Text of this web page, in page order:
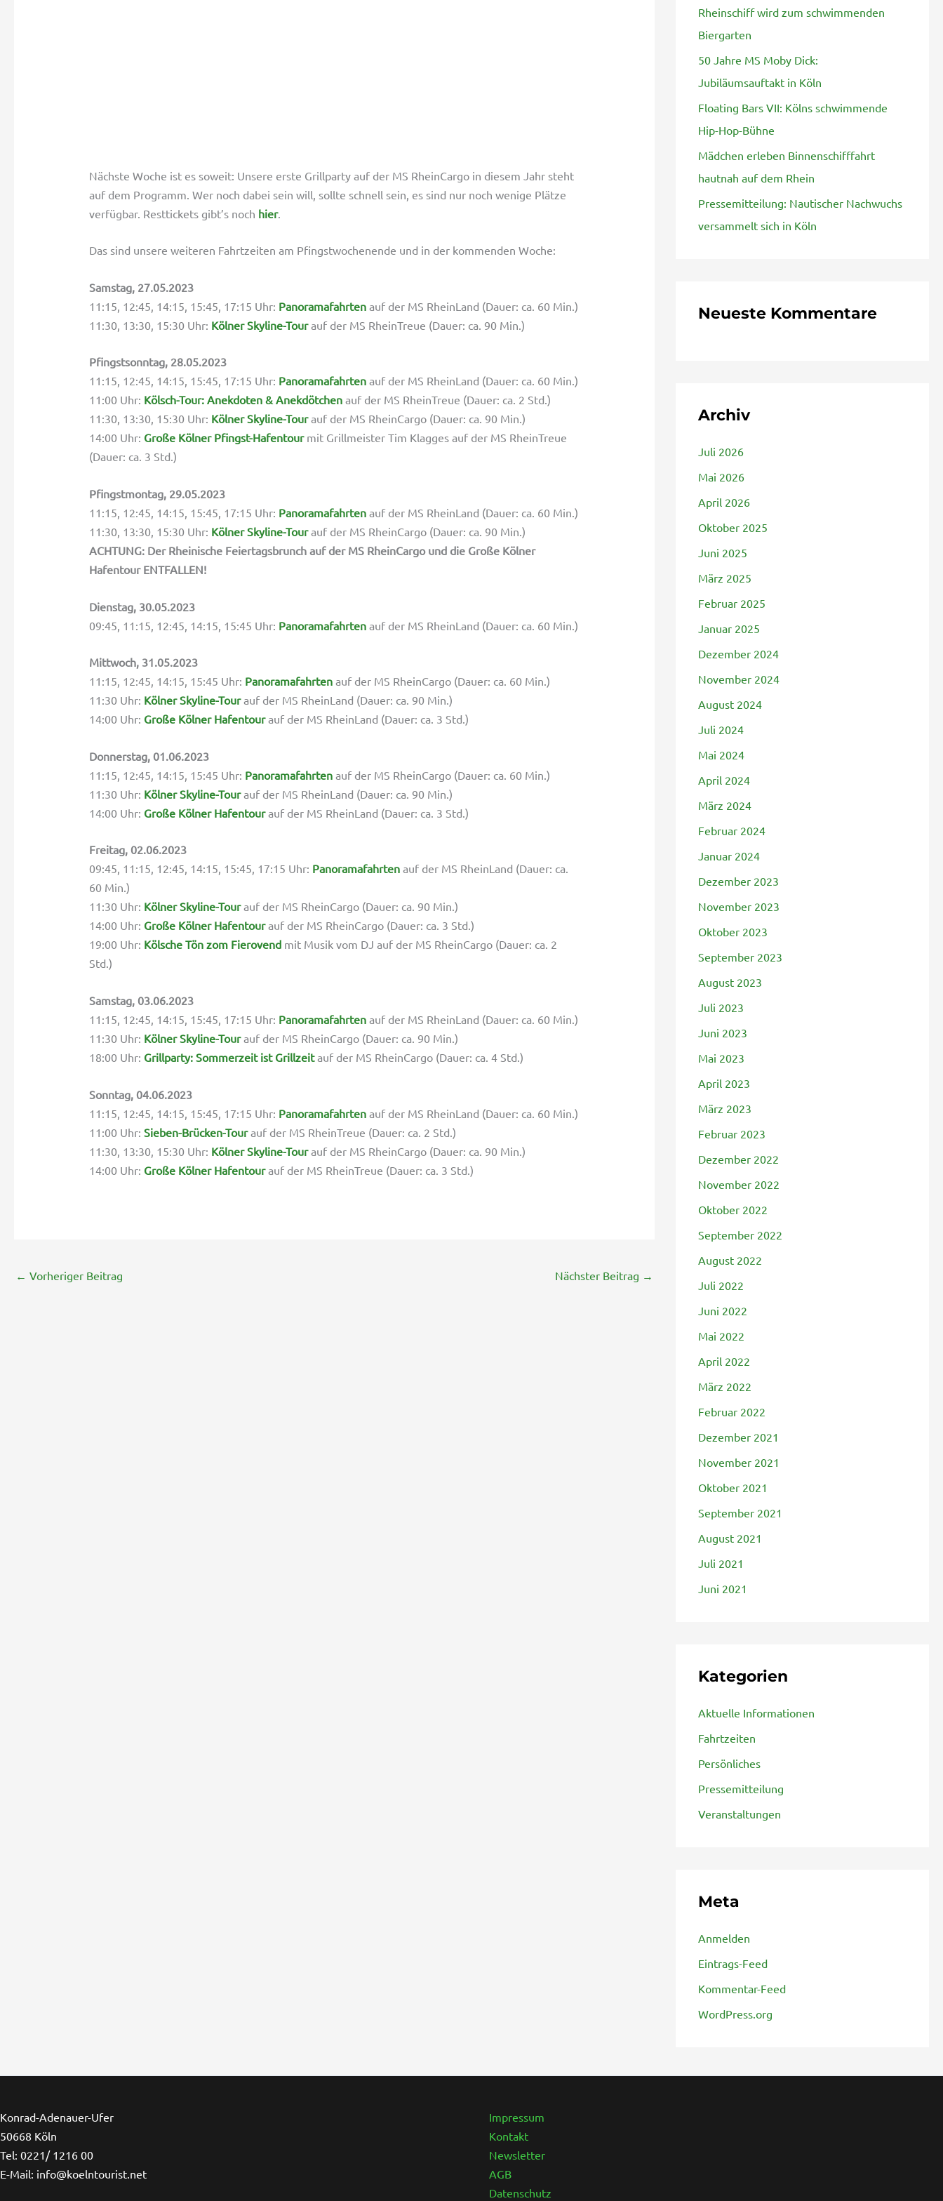
Nächste Woche ist es soweit: Unsere erste Grillparty auf der MS RheinCargo in diesem Jahr steht
auf dem Programm. Wer noch dabei sein will, sollte schnell sein, es sind nur noch wenige Plätze
verfügbar. Resttickets gibt’s noch hier.
Das sind unsere weiteren Fahrtzeiten am Pfingstwochenende und in der kommenden Woche:
Samstag, 27.05.2023
11:15, 12:45, 14:15, 15:45, 17:15 Uhr: Panoramafahrtenauf der MS RheinLand (Dauer: ca. 60 Min.)
11:30, 13:30, 15:30 Uhr: Kölner Skyline-Tourauf der MS RheinTreue (Dauer: ca. 90 Min.)
Pfingstsonntag, 28.05.2023
11:15, 12:45, 14:15, 15:45, 17:15 Uhr: Panoramafahrtenauf der MS RheinLand (Dauer: ca. 60 Min.)
11:00 Uhr: Kölsch-Tour: Anekdoten & Anekdötchenauf der MS RheinTreue (Dauer: ca. 2 Std.)
11:30, 13:30, 15:30 Uhr: Kölner Skyline-Tourauf der MS RheinCargo (Dauer: ca. 90 Min.)
14:00 Uhr: Große Kölner Pfingst-Hafentourmit Grillmeister Tim Klagges auf der MS RheinTreue
(Dauer: ca. 3 Std.)
Pfingstmontag, 29.05.2023
11:15, 12:45, 14:15, 15:45, 17:15 Uhr: Panoramafahrtenauf der MS RheinLand (Dauer: ca. 60 Min.)
11:30, 13:30, 15:30 Uhr: Kölner Skyline-Tourauf der MS RheinCargo (Dauer: ca. 90 Min.)
ACHTUNG: Der Rheinische Feiertagsbrunch auf der MS RheinCargo und die Große Kölner
Hafentour ENTFALLEN!
Dienstag, 30.05.2023
09:45, 11:15, 12:45, 14:15, 15:45 Uhr: Panoramafahrtenauf der MS RheinLand (Dauer: ca. 60 Min.)
Mittwoch, 31.05.2023
11:15, 12:45, 14:15, 15:45 Uhr: Panoramafahrtenauf der MS RheinCargo (Dauer: ca. 60 Min.)
11:30 Uhr: Kölner Skyline-Tourauf der MS RheinLand (Dauer: ca. 90 Min.)
14:00 Uhr: Große Kölner Hafentourauf der MS RheinLand (Dauer: ca. 3 Std.)
Donnerstag, 01.06.2023
11:15, 12:45, 14:15, 15:45 Uhr: Panoramafahrtenauf der MS RheinCargo (Dauer: ca. 60 Min.)
11:30 Uhr: Kölner Skyline-Tourauf der MS RheinLand (Dauer: ca. 90 Min.)
14:00 Uhr: Große Kölner Hafentourauf der MS RheinLand (Dauer: ca. 3 Std.)
Freitag, 02.06.2023
09:45, 11:15, 12:45, 14:15, 15:45, 17:15 Uhr: Panoramafahrtenauf der MS RheinLand (Dauer: ca.
60 Min.)
11:30 Uhr: Kölner Skyline-Tourauf der MS RheinCargo (Dauer: ca. 90 Min.)
14:00 Uhr: Große Kölner Hafentourauf der MS RheinCargo (Dauer: ca. 3 Std.)
19:00 Uhr: Kölsche Tön zom Fierovendmit Musik vom DJ auf der MS RheinCargo (Dauer: ca. 2
Std.)
Samstag, 03.06.2023
11:15, 12:45, 14:15, 15:45, 17:15 Uhr: Panoramafahrtenauf der MS RheinLand (Dauer: ca. 60 Min.)
11:30 Uhr: Kölner Skyline-Tourauf der MS RheinCargo (Dauer: ca. 90 Min.)
18:00 Uhr: Grillparty: Sommerzeit ist Grillzeitauf der MS RheinCargo (Dauer: ca. 4 Std.)
Sonntag, 04.06.2023
11:15, 12:45, 14:15, 15:45, 17:15 Uhr: Panoramafahrtenauf der MS RheinLand (Dauer: ca. 60 Min.)
11:00 Uhr: Sieben-Brücken-Tourauf der MS RheinTreue (Dauer: ca. 2 Std.)
11:30, 13:30, 15:30 Uhr: Kölner Skyline-Tourauf der MS RheinCargo (Dauer: ca. 90 Min.)
14:00 Uhr: Große Kölner Hafentourauf der MS RheinTreue (Dauer: ca. 3 Std.)
← Vorheriger Beitrag Nächster Beitrag →
n
a
c
h
:
Rheinschiff wird zum schwimmenden
Biergarten
50 Jahre MS Moby Dick:
Jubiläumsauftakt in Köln
Floating Bars VII: Kölns schwimmende
Hip-Hop-Bühne
Mädchen erleben Binnenschifffahrt
hautnah auf dem Rhein
Pressemitteilung: Nautischer Nachwuchs
versammelt sich in Köln
Neueste Kommentare
Archiv
Juli 2026
Mai 2026
April 2026
Oktober 2025
Juni 2025
März 2025
Februar 2025
Januar 2025
Dezember 2024
November 2024
August 2024
Juli 2024
Mai 2024
April 2024
März 2024
Februar 2024
Januar 2024
Dezember 2023
November 2023
Oktober 2023
September 2023
August 2023
Juli 2023
Juni 2023
Mai 2023
April 2023
März 2023
Februar 2023
Dezember 2022
November 2022
Oktober 2022
September 2022
August 2022
Juli 2022
Juni 2022
Mai 2022
April 2022
März 2022
Februar 2022
Dezember 2021
November 2021
Oktober 2021
September 2021
August 2021
Juli 2021
Juni 2021
Kategorien
Aktuelle Informationen
Fahrtzeiten
Persönliches
Pressemitteilung
Veranstaltungen
Meta
Anmelden
Eintrags-Feed
Kommentar-Feed
WordPress.org
Konrad-Adenauer-Ufer
50668 Köln
Tel: 0221/ 1216 00
E-Mail: info@koelntourist.net
Impressum
Kontakt
Newsletter
AGB
Datenschutz